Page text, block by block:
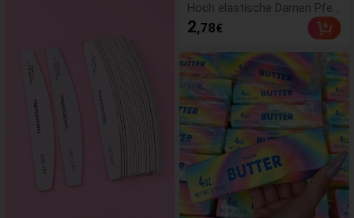
Hoch elastische Damen Pfer
deschwanz Haargummis, Ha
arbänder, Haaraccessoires, Fi
me Beauty Haaraccessoires,
geeignet für Sommer, Urlaub,
Reisen. (10/20/50/100/200)
2,78€